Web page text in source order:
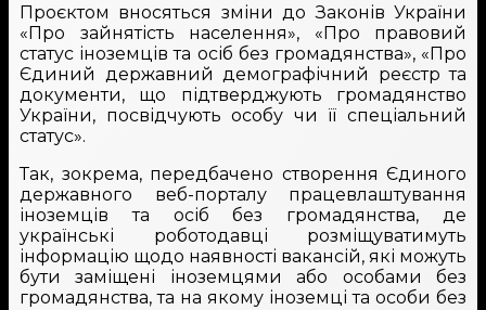
Проєктом вносяться зміни до Законів України
«Про зайнятість населення», «Про правовий
статус іноземців та осіб без громадянства», «Про
Єдиний державний демографічний реєстр та
документи, що підтверджують громадянство
України, посвідчують особу чи її спеціальний
статус».
Так, зокрема, передбачено створення Єдиного
державного веб-порталу працевлаштування
іноземців та осіб без громадянства, де
українські роботодавці розміщуватимуть
інформацію щодо наявності вакансій, які можуть
бути заміщені іноземцями або особами без
громадянства, та на якому іноземці та особи без